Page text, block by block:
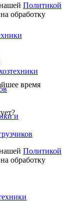
и
нашейПолитикой
обработку
время
нашейПолитикой
обработку